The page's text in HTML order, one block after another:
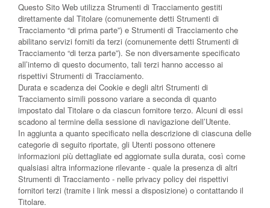
Questo Sito Web utilizza Strumenti di Tracciamento gestiti
direttamente dal Titolare (comunemente detti Strumenti di
Tracciamento “di prima parte”) e Strumenti di Tracciamento che
abilitano servizi forniti da terzi (comunemente detti Strumenti di
Tracciamento “di terza parte”). Se non diversamente specificato
all’interno di questo documento, tali terzi hanno accesso ai
rispettivi Strumenti di Tracciamento.
Durata e scadenza dei Cookie e degli altri Strumenti di
Tracciamento simili possono variare a seconda di quanto
impostato dal Titolare o da ciascun fornitore terzo. Alcuni di essi
scadono al termine della sessione di navigazione dell’Utente.
In aggiunta a quanto specificato nella descrizione di ciascuna delle
categorie di seguito riportate, gli Utenti possono ottenere
informazioni più dettagliate ed aggiornate sulla durata, così come
qualsiasi altra informazione rilevante - quale la presenza di altri
Strumenti di Tracciamento - nelle privacy policy dei rispettivi
fornitori terzi (tramite i link messi a disposizione) o contattando il
Titolare.